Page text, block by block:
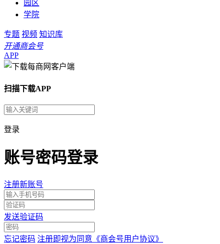
园区
学院
专题 视频 知识库
开通商会号
APP
扫描下载APP
登录
账号密码登录
注册新账号
发送验证码
忘记密码 注册即视为同意 《商会号用户协议》